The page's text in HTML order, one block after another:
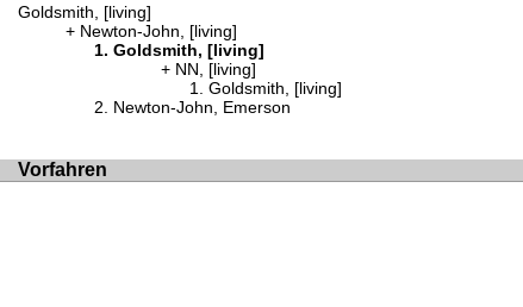
Goldsmith, [living]
Newton-John, [living]
Goldsmith, [living]
NN, [living]
Goldsmith, [living]
Newton-John, Emerson
Vorfahren